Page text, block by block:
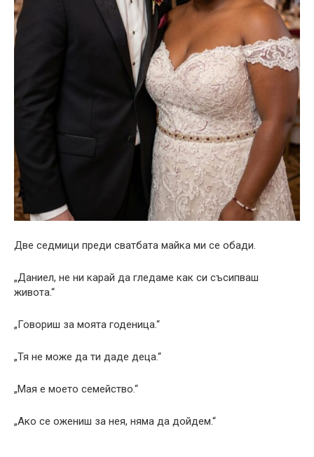
Две седмици преди сватбата майка ми се обади.
„Даниел, не ни карай да гледаме как си съсипваш
живота.“
„Говориш за моята годеница.“
„Тя не може да ти даде деца.“
„Мая е моето семейство.“
„Ако се ожениш за нея, няма да дойдем.“